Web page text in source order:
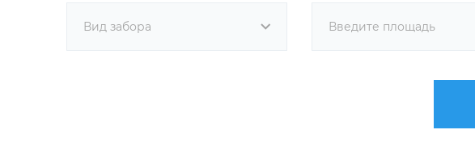
Вид забора